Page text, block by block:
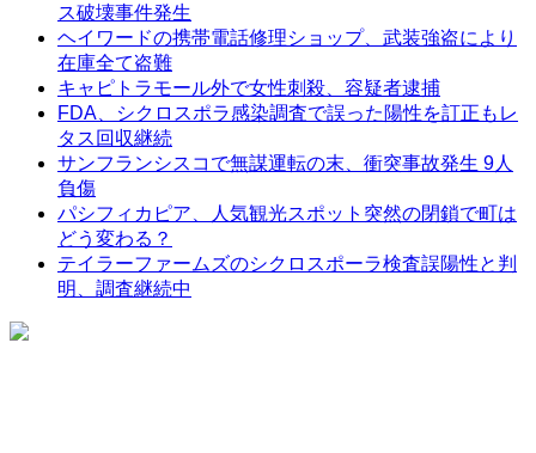
ス破壊事件発生
ヘイワードの携帯電話修理ショップ、武装強盗により
在庫全て盗難
キャピトラモール外で女性刺殺、容疑者逮捕
FDA、シクロスポラ感染調査で誤った陽性を訂正もレ
タス回収継続
サンフランシスコで無謀運転の末、衝突事故発生 9人
負傷
パシフィカピア、人気観光スポット突然の閉鎖で町は
どう変わる？
テイラーファームズのシクロスポーラ検査誤陽性と判
明、調査継続中